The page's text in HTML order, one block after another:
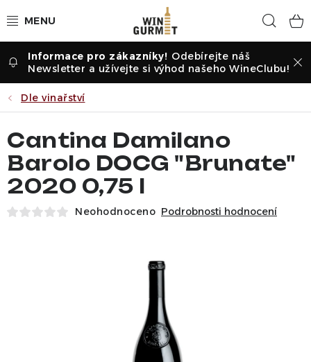
na
Vína dle druhu
Vína dle příležitosti
Dle vinařství
Vína dle země
Odebírejte náš
Newsletter a užívejte si výhod našeho WineClubu!
Dle vinařství
Cantina Damilano
Barolo DOCG "Brunate"
2020 0,75 l
Neohodnoceno Podrobnosti hodnocení